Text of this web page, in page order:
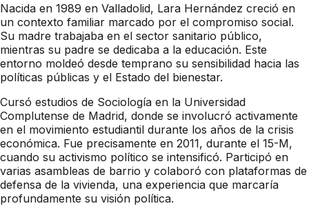
Nacida en 1989 en Valladolid, Lara Hernández creció en
un contexto familiar marcado por el compromiso social.
Su madre trabajaba en el sector sanitario público,
mientras su padre se dedicaba a la educación. Este
entorno moldeó desde temprano su sensibilidad hacia las
políticas públicas y el Estado del bienestar.
Cursó estudios de Sociología en la Universidad
Complutense de Madrid, donde se involucró activamente
en el movimiento estudiantil durante los años de la crisis
económica. Fue precisamente en 2011, durante el 15-M,
cuando su activismo político se intensificó. Participó en
varias asambleas de barrio y colaboró con plataformas de
defensa de la vivienda, una experiencia que marcaría
profundamente su visión política.